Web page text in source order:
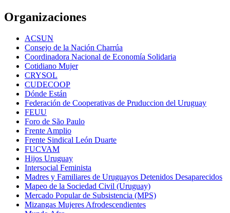
Organizaciones
ACSUN
Consejo de la Nación Charrúa
Coordinadora Nacional de Economía Solidaria
Cotidiano Mujer
CRYSOL
CUDECOOP
Dónde Están
Federación de Cooperativas de Pruduccion del Uruguay
FEUU
Foro de São Paulo
Frente Amplio
Frente Sindical León Duarte
FUCVAM
Hijos Uruguay
Intersocial Feminista
Madres y Familiares de Uruguayos Detenidos Desaparecidos
Mapeo de la Sociedad Civil (Uruguay)
Mercado Popular de Subsistencia (MPS)
Mizangas Mujeres Afrodescendientes